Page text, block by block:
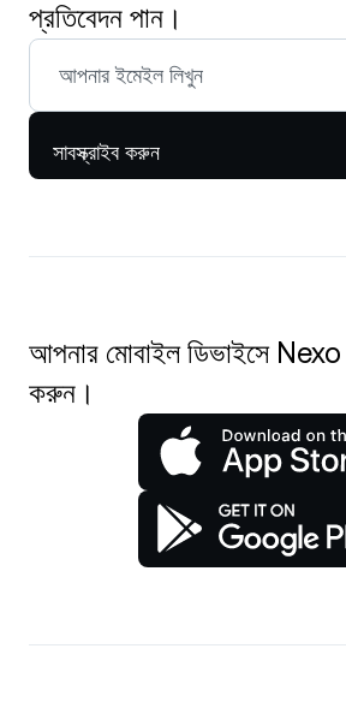
প্রতিবেদন পান।
সাবস্ক্রাইব করুন
আপনার মোবাইল ডিভাইসে
করুন।